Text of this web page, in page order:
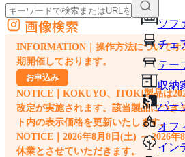
ソフ
チェ
テー
収納
パー
オフ
イン
外部サイトの商品をカートに追加
他のサイトで見つけた商品ページのURLを貼り付けて、カー
画像検索
INFORMATION｜操作方法についてオ
期開催しております。
お申込み
NOTICE｜KOKUYO、ITOKI製品は
改定が実施されます。該当製品につき
ト内の表示価格を更新いたします。
NOTICE｜2026年8月8日(土) ～ 2026年
休業とさせていただきます。